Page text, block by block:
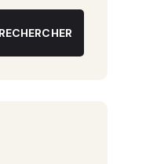
RECHERCHER